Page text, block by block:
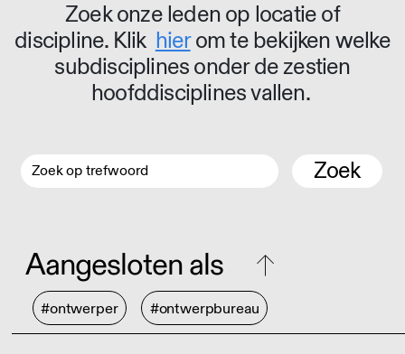
Zoek onze leden op locatie of
discipline. Klik hierom te bekijken welke
subdisciplines onder de zestien
hoofddisciplines vallen.
Zoek
Aangesloten als
#ontwerper #ontwerpbureau